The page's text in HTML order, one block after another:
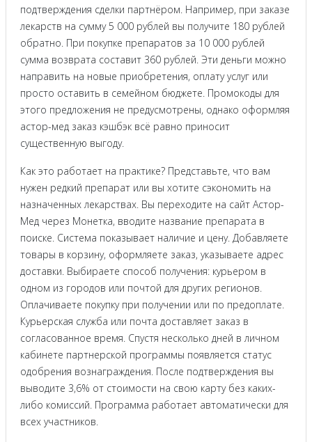
подтверждения сделки партнёром. Например, при заказе
лекарств на сумму 5 000 рублей вы получите 180 рублей
обратно. При покупке препаратов за 10 000 рублей
сумма возврата составит 360 рублей. Эти деньги можно
направить на новые приобретения, оплату услуг или
просто оставить в семейном бюджете. Промокоды для
этого предложения не предусмотрены, однако оформляя
астор-мед заказ кэшбэк всё равно приносит
существенную выгоду.
Как это работает на практике? Представьте, что вам
нужен редкий препарат или вы хотите сэкономить на
назначенных лекарствах. Вы переходите на сайт Астор-
Мед через Монетка, вводите название препарата в
поиске. Система показывает наличие и цену. Добавляете
товары в корзину, оформляете заказ, указываете адрес
доставки. Выбираете способ получения: курьером в
одном из городов или почтой для других регионов.
Оплачиваете покупку при получении или по предоплате.
Курьерская служба или почта доставляет заказ в
согласованное время. Спустя несколько дней в личном
кабинете партнерской программы появляется статус
одобрения вознаграждения. После подтверждения вы
выводите 3,6% от стоимости на свою карту без каких-
либо комиссий. Программа работает автоматически для
всех участников.